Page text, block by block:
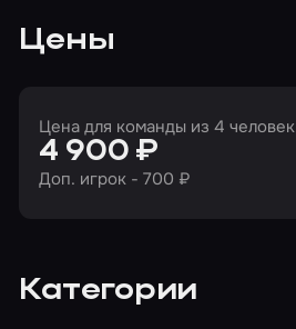
Цены
Цена для команды из 4 человек
4 900 ₽
Доп. игрок - 700 ₽
Категории